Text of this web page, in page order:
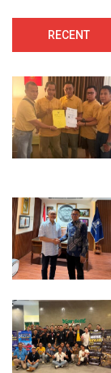
RECENT